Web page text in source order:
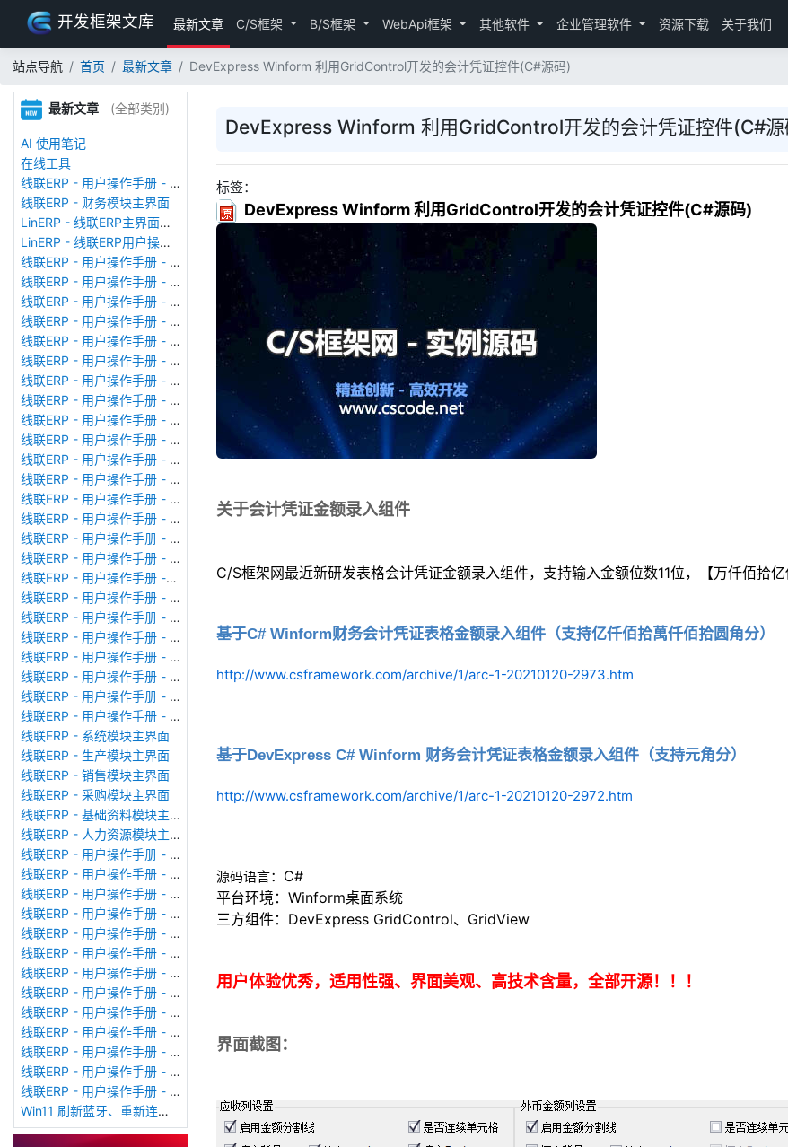
开发框架文库 最新文章 C/S框架 B/S框架 WebApi框架 其他软件 企业管理软件 资源下载 关于我们
站点导航 首页 最新文章 DevExpress Winform 利用GridControl开发的会计凭证控件(C#源码)
最新文章 (全部类别)
AI 使用笔记
在线工具
线联ERP - 用户操作手册 - 存货期初
线联ERP - 财务模块主界面
LinERP - 线联ERP主界面（HOME）
LinERP - 线联ERP用户操作手册 - 系统登陆
线联ERP - 用户操作手册 - 查看在线用户
线联ERP - 用户操作手册 - 数据备份
线联ERP - 用户操作手册 - 工厂管理
线联ERP - 用户操作手册 - 帐套管理
线联ERP - 用户操作手册 - 语种设置
线联ERP - 用户操作手册 - 国际化多语言
线联ERP - 用户操作手册 - 报表管理
线联ERP - 用户操作手册 - 字段名管理
线联ERP - 用户操作手册 - 模块管理
线联ERP - 用户操作手册 - 广播消息
线联ERP - 用户操作手册 - 审计日志
线联ERP - 用户操作手册 - 公司资料设置
线联ERP - 用户操作手册 - 系统参数设置
线联ERP - 用户操作手册 - 单据类型
线联ERP - 用户操作手册 - 号码规则
线联ERP - 用户操作手册 - 功能菜单
线联ERP - 用户操作手册 -分配临时角色
线联ERP - 用户操作手册 - 组织架构
线联ERP - 用户操作手册 - 用户管理
线联ERP - 用户操作手册 - 角色/岗位管理
线联ERP - 用户操作手册 - 暂估入库明细表
线联ERP - 用户操作手册 - 物料收发明细表
线联ERP - 用户操作手册 - 即时库存余额表
线联ERP - 用户操作手册 - 库存账龄分析表
线联ERP - 系统模块主界面
线联ERP - 生产模块主界面
线联ERP - 销售模块主界面
线联ERP - 采购模块主界面
线联ERP - 基础资料模块主界面
线联ERP - 人力资源模块主界面
线联ERP - 用户操作手册 - 个人考勤报表（横向）
线联ERP - 用户操作手册 - 部门考勤报表
线联ERP - 用户操作手册 - 个人考勤报表
线联ERP - 用户操作手册 - 考勤计算
线联ERP - 用户操作手册 - 节假日管理
线联ERP - 用户操作手册 - 请假管理
线联ERP - 用户操作手册 - 补卡管理
线联ERP - 用户操作手册 - 考勤设备管理
线联ERP - 用户操作手册 - 考勤参数配置
线联ERP - 用户操作手册 - 考勤设备绑定
线联ERP - 用户操作手册 - 员工档案
线联ERP - 用户操作手册 - 班次管理
线联ERP - 用户操作手册 - 排班管理
Win11 刷新蓝牙、重新连接蓝牙音响
DevExpress Winform 利用GridControl开发的会计凭证控件(C#源
标签：
DevExpress Winform 利用GridControl开发的会计凭证控件(C#源码)
关于会计凭证金额录入组件
C/S框架网最近新研发表格会计凭证金额录入组件，支持输入金额位数11位，【万仟佰拾亿
基于C# Winform财务会计凭证表格金额录入组件（支持亿仟佰拾萬仟佰拾圆角分）
http://www.csframework.com/archive/1/arc-1-20210120-2973.htm
基于DevExpress C# Winform 财务会计凭证表格金额录入组件（支持元角分）
http://www.csframework.com/archive/1/arc-1-20210120-2972.htm
源码语言： C#
平台环境：Winform桌面系统
三方组件：DevExpress GridControl、 GridView
用户体验优秀，适用性强、界面美观、高技术含量，全部开源！！！
界面截图：